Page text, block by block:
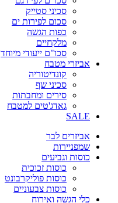
סכיני סטייק
סכום לפירות ים
כפות הגשה
מלקחיים
סכו"ם ייעודי מיוחד
אביזרי מטבח
קונדיטוריה
סכיני שף
סירים ומחבתות
גאדג'טים למטבח
SALE
אביזרים לבר
שמפניירות
כוסות וגביעים
כוסות זכוכית
כוסות פוליקרבונט
כוסות צבעוניים
כלי הגשה ואירוח